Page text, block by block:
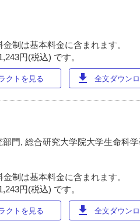
制は基本料金に含まれます。
円(税込) です。
クトを見る download 全文ダウン
門, 総合研究大学院大学生命科
制は基本料金に含まれます。
円(税込) です。
クトを見る download 全文ダウン